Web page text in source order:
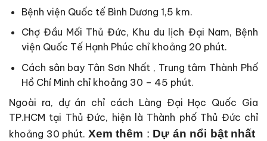
Bệnh viện Quốc tế Bình Dương 1,5 km.
Chợ Đầu Mối Thủ Đức, Khu du lịch Đại Nam, Bệnh
viện Quốc Tế Hạnh Phúc chỉ khoảng 20 phút.
Cách sân bay Tân Sơn Nhất , Trung tâm Thành Phố
Hồ Chí Minh chỉ khoảng 30 – 45 phút.
Ngoài ra, dự án chỉ cách Làng Đại Học Quốc Gia
TP.HCM tại Thủ Đức, hiện là Thành phố Thủ Đức chỉ
khoảng 30 phút. Xem thêm : Dự án nổi bật nhất